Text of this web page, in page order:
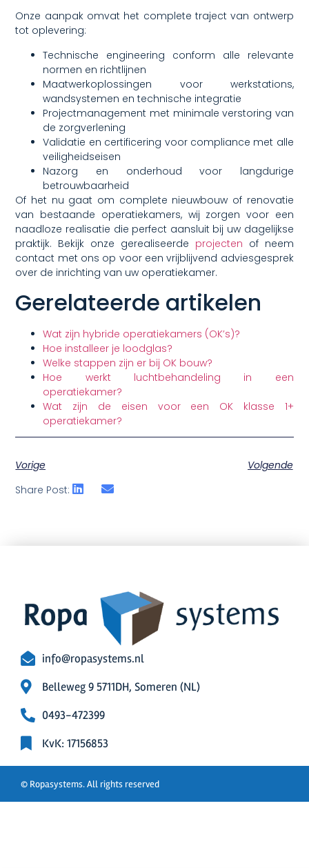
Onze aanpak omvat het complete traject van ontwerp
tot oplevering:
Technische engineering conform alle relevante
normen en richtlijnen
Maatwerkoplossingen voor werkstations,
wandsystemen en technische integratie
Projectmanagement met minimale verstoring van
de zorgverlening
Validatie en certificering voor compliance met alle
veiligheidseisen
Nazorg en onderhoud voor langdurige
betrouwbaarheid
Of het nu gaat om complete nieuwbouw of renovatie
van bestaande operatiekamers, wij zorgen voor een
naadloze realisatie die perfect aansluit bij uw dagelijkse
praktijk. Bekijk onze gerealiseerde projecten of neem
contact met ons op voor een vrijblijvend adviesgesprek
over de inrichting van uw operatiekamer.
Gerelateerde artikelen
Wat zijn hybride operatiekamers (OK’s)?
Hoe installeer je loodglas?
Welke stappen zijn er bij OK bouw?
Hoe werkt luchtbehandeling in een
operatiekamer?
Wat zijn de eisen voor een OK klasse 1+
operatiekamer?
Vorige
Volgende
Share Post:
info@ropasystems.nl
Belleweg 9 5711DH, Someren (NL)
0493-472399
KvK: 17156853
© Ropasystems. All rights reserved